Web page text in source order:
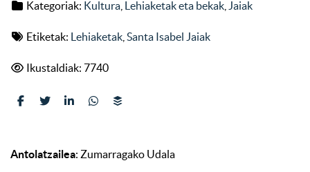
Kategoriak: Kultura Lehiaketak eta bekak Jaiak
Etiketak: Lehiaketak Santa Isabel Jaiak
Ikustaldiak: 7740
Antolatzailea: Zumarragako Udala